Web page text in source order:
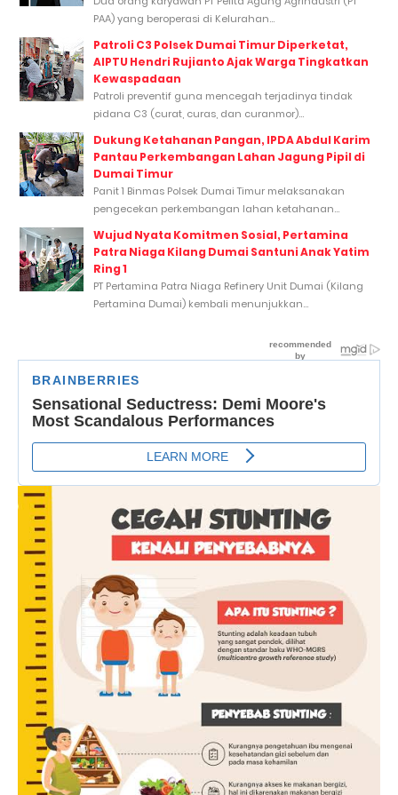
PAA) yang beroperasi di Kelurahan...
Patroli C3 Polsek Dumai Timur Diperketat,
AIPTU Hendri Rujianto Ajak Warga Tingkatkan
Kewaspadaan
Patroli preventif guna mencegah terjadinya tindak
pidana C3 (curat, curas, dan curanmor)...
Dukung Ketahanan Pangan, IPDA Abdul Karim
Pantau Perkembangan Lahan Jagung Pipil di
Dumai Timur
Panit 1 Binmas Polsek Dumai Timur melaksanakan
pengecekan perkembangan lahan ketahanan...
Wujud Nyata Komitmen Sosial, Pertamina
Patra Niaga Kilang Dumai Santuni Anak Yatim
Ring 1
PT Pertamina Patra Niaga Refinery Unit Dumai (Kilang
Pertamina Dumai) kembali menunjukkan...